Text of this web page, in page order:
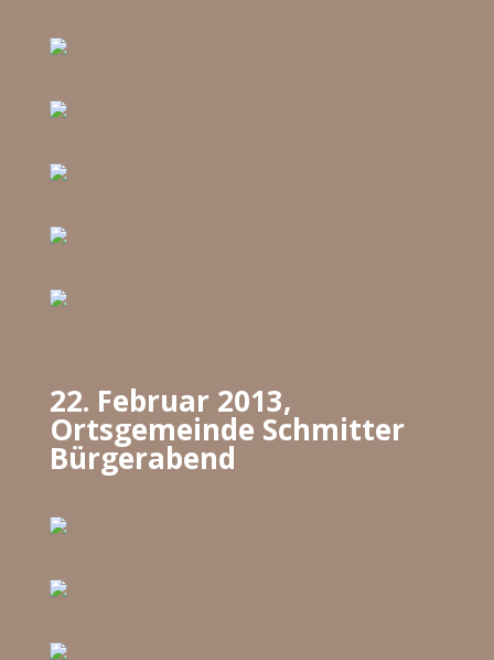
22. Februar 2013,
Ortsgemeinde Schmitter
Bürgerabend